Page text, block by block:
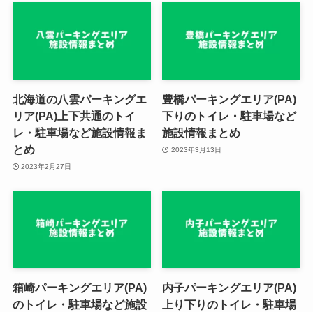
北海道の八雲パーキングエ
リア(PA)上下共通のトイ
レ・駐車場など施設情報ま
とめ
2023年2月27日
豊橋パーキングエリア(PA)
下りのトイレ・駐車場など
施設情報まとめ
2023年3月13日
箱崎パーキングエリア(PA)
のトイレ・駐車場など施設
内子パーキングエリア(PA)
上り下りのトイレ・駐車場